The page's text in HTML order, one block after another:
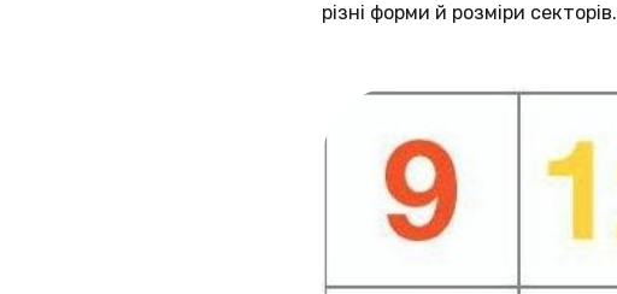
різні форми й розміри секторів.